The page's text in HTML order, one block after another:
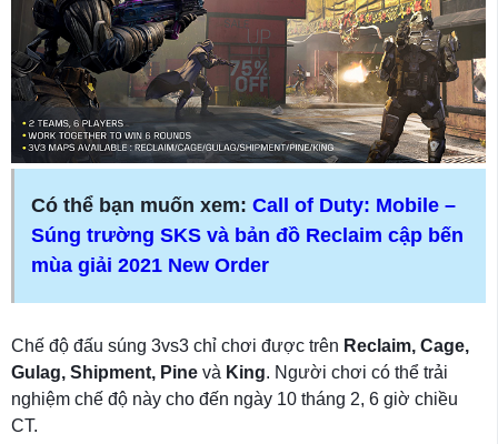
Có thể bạn muốn xem: Call of Duty: Mobile –
Súng trường SKS và bản đồ Reclaim cập bến
mùa giải 2021 New Order
Chế độ đấu súng 3vs3 chỉ chơi được trên Reclaim, Cage,
Gulag, Shipment, Pine và King. Người chơi có thể trải
nghiệm chế độ này cho đến ngày 10 tháng 2, 6 giờ chiều
CT.